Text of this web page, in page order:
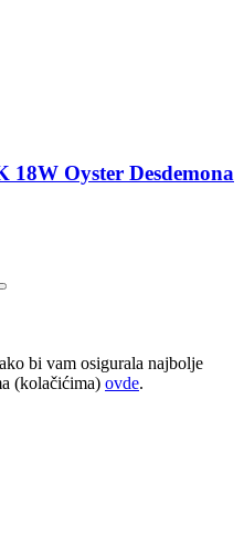
Oyster Desdemona
bi vam osigurala najbolje
(kolačićima) ovde.